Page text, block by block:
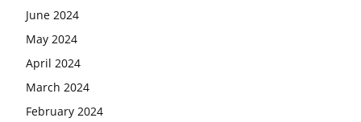
June 2024
May 2024
April 2024
March 2024
February 2024